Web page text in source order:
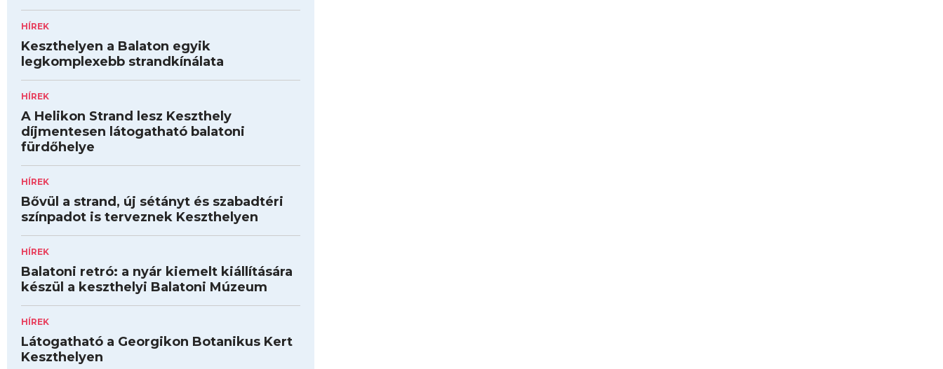
HÍREK
Keszthelyen a Balaton egyik
legkomplexebb strandkínálata
HÍREK
A Helikon Strand lesz Keszthely
díjmentesen látogatható balatoni
fürdőhelye
HÍREK
Bővül a strand, új sétányt és szabadtéri
színpadot is terveznek Keszthelyen
HÍREK
Balatoni retró: a nyár kiemelt kiállítására
készül a keszthelyi Balatoni Múzeum
HÍREK
Látogatható a Georgikon Botanikus Kert
Keszthelyen